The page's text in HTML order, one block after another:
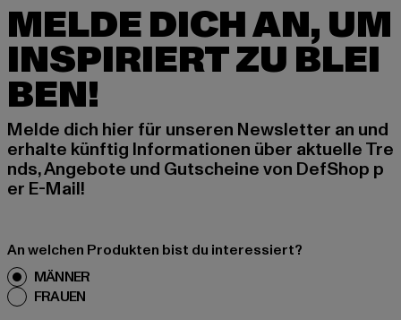
MELDE DICH AN, UM
INSPIRIERT ZU BLEI
BEN!
Melde dich hier für unseren Newsletter an und
erhalte künftig Informationen über aktuelle Tre
nds, Angebote und Gutscheine von DefShop p
er E-Mail!
An welchen Produkten bist du interessiert?
MÄNNER
FRAUEN